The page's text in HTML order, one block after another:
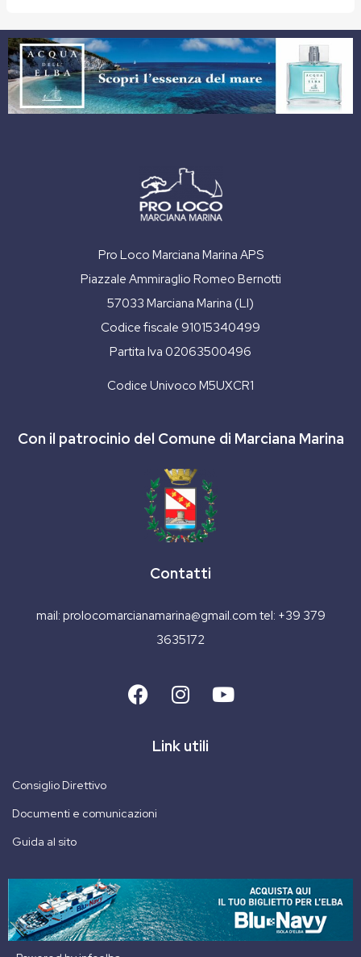
Pro Loco Marciana Marina APS
Piazzale Ammiraglio Romeo Bernotti
57033 Marciana Marina (LI)
Codice fiscale 91015340499
Partita Iva 02063500496
Codice Univoco M5UXCR1
Con il patrocinio del Comune di Marciana Marina
Contatti
mail: prolocomarcianamarina@gmail.com tel: +39 379
3635172
Link utili
Consiglio Direttivo
Documenti e comunicazioni
Guida al sito